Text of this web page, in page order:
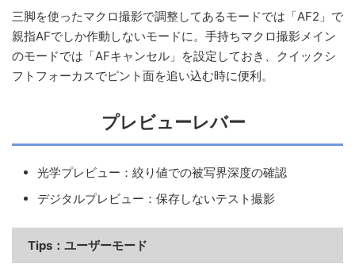
三脚を使ったマクロ撮影で調整してあるモードでは「AF2」で
親指AFでしか作動しないモードに。手持ちマクロ撮影メイン
のモードでは「AFキャンセル」を設定しておき、クイックシ
フトフォーカスでピント面を追い込む時に便利。
プレビューレバー
光学プレビュー：絞り値での被写界深度の確認
デジタルプレビュー：保存しないテスト撮影
Tips： ユーザーモード